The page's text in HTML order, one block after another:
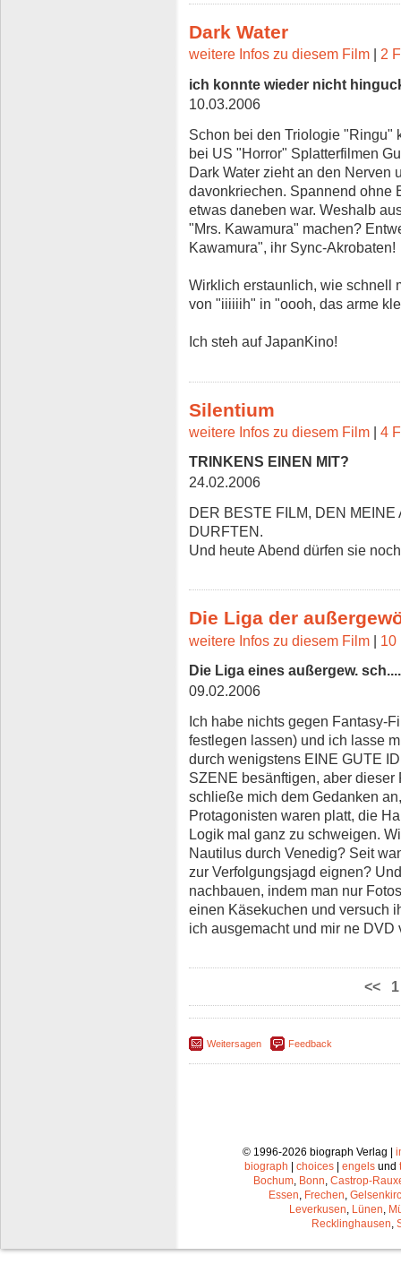
Dark Water
weitere Infos zu diesem Film
2
ich konnte wieder nicht
10.03.2006
Schon bei den Triologie "Ringu"
bei US "Horror" Splatterfilmen
Dark Water zieht an den
davonkriechen. Spannend ohne
etwas daneben war. Weshalb
"Mrs. Kawamura" machen?
Kawamura", ihr Sync-Akrobaten!
Wirklich erstaunlich, wie schnell
von "iiiiiih" in "oooh, das arme
Ich steh auf JapanKino!
Silentium
weitere Infos zu diesem Film | 4
TRINKENS EINEN MIT?
24.02.2006
DER BESTE FILM, DEN
DURFTEN.
Und heute Abend dürfen sie
Die Liga der
weitere Infos zu diesem Film | 10
Die Liga eines außergew.
09.02.2006
Ich habe nichts gegen Fantasy-
festlegen lassen) und ich lasse
durch wenigstens EINE GUTE
SZENE besänftigen, aber
schließe mich dem Gedanken
Protagonisten waren platt, die
Logik mal ganz zu schweigen.
Nautilus durch Venedig? Seit
zur Verfolgungsjagd eignen?
nachbauen, indem man nur
einen Käsekuchen und versuch
ich ausgemacht und mir ne
<< 1
Weitersagen Feedback
© 1996-2026 biograph Verlag |
biograph
choices engels und
Bochum, Bonn, Castrop-
Essen, Frechen,
Leverkusen, Lünen,
Recklinghausen,